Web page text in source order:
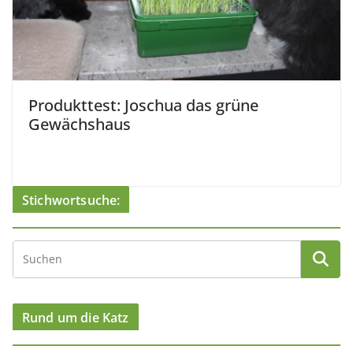
Produkttest: Joschua das grüne
Gewächshaus
Stichwortsuche:
Rund um die Katz